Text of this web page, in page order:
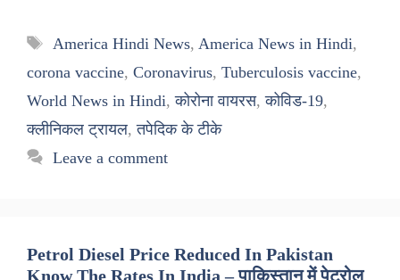
Tags
America Hindi News, America News in Hindi,
corona vaccine, Coronavirus, Tuberculosis vaccine,
World News in Hindi,कोरोना वायरस,कोविड-19,
क्लीनिकल ट्रायल,तपेदिक के टीके
Leave a comment
Petrol Diesel Price Reduced In Pakistan
Know The Rates In India – पाकिस्तान में पेट्रोल